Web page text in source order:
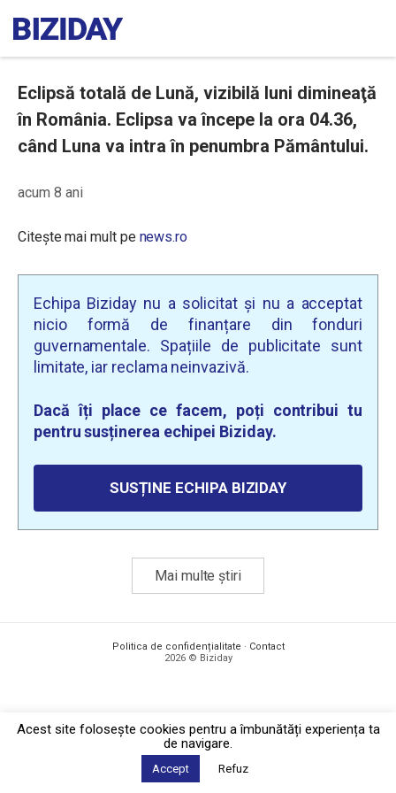
Eclipsă totală de Lună, vizibilă luni dimineaţă
în România. Eclipsa va începe la ora 04.36,
când Luna va intra în penumbra Pământului.
acum 8 ani
Citește mai mult pe news.ro
Echipa Biziday nu a solicitat și nu a acceptat
nicio formă de finanțare din fonduri
guvernamentale. Spațiile de publicitate sunt
limitate, iar reclama neinvazivă.
Dacă îți place ce facem, poți contribui tu
pentru susținerea echipei Biziday.
SUSȚINE ECHIPA BIZIDAY
Mai multe știri
Politica de confidențialitate · Contact
2026 © Biziday
Acest site foloseşte cookies pentru a îmbunătăți experiența ta
de navigare.
Accept Refuz